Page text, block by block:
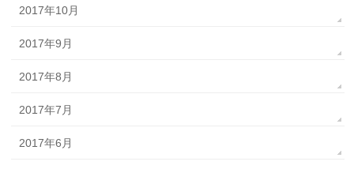
2017年10月
2017年9月
2017年8月
2017年7月
2017年6月